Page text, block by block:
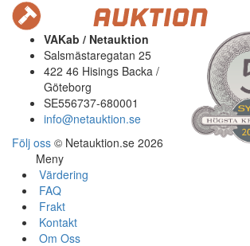
VAKab / Netauktion
Salsmästaregatan 25
422 46 Hisings Backa /
Göteborg
SE556737-680001
info@netauktion.se
Följ oss © Netauktion.se 2026
Meny
Värdering
FAQ
Frakt
Kontakt
Om Oss